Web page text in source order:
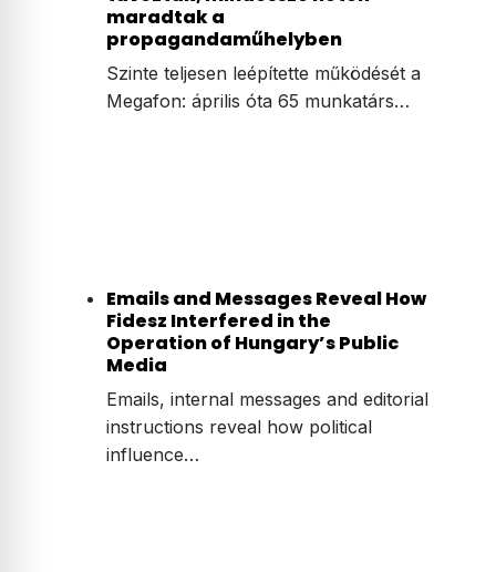
maradtak a
propagandaműhelyben
Szinte teljesen leépítette működését a
Megafon: április óta 65 munkatárs…
Emails and Messages Reveal How
Fidesz Interfered in the
Operation of Hungary’s Public
Media
Emails, internal messages and editorial
instructions reveal how political
influence…